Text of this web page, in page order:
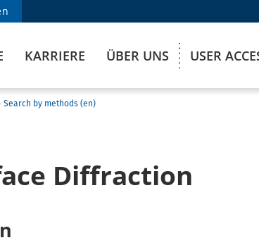
KARRIERE ÜBER UNS USER
Search by methods (en)
Diffraction